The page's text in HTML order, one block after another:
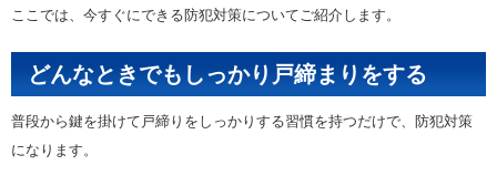
ここでは、今すぐにできる防犯対策についてご紹介します。
どんなときでもしっかり戸締まりをする
普段から鍵を掛けて戸締りをしっかりする習慣を持つだけで、防犯対策
になります。